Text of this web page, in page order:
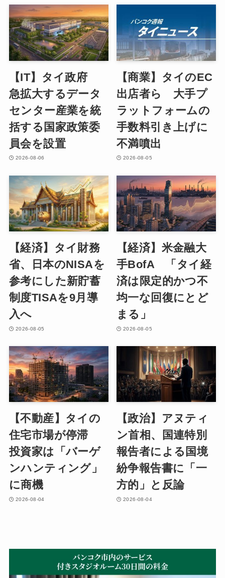
【IT】タイ政府
急拡大するデータ
センター産業を統
括する国家政策委
員会を設置
2026-08-06
【商業】タイのEC
出店者ら 大手プ
ラットフォームの
手数料引き上げに
不満噴出
2026-08-05
【経済】タイ財務
省、日本のNISAを
参考にした新貯蓄
制度TISAを9月導
入へ
2026-08-05
【経済】米金融大
手BofA 「タイ経
済は限定的かつ不
均一な回復にとど
まる」
2026-08-05
【不動産】タイの
住宅市場が停滞
投資家は「バーゲ
ンハンティング」
に商機
2026-08-04
【政治】アヌティ
ン首相、国連特別
報告者による国境
紛争報告書に「一
方的」と反論
2026-08-04